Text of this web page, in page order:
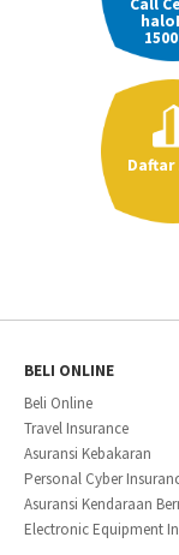
Daftar
BELI ONLINE
Beli Online
Travel Insurance
Asuransi Kebakaran
Personal Cyber
Asuransi Kendaraan
Electronic Equipment